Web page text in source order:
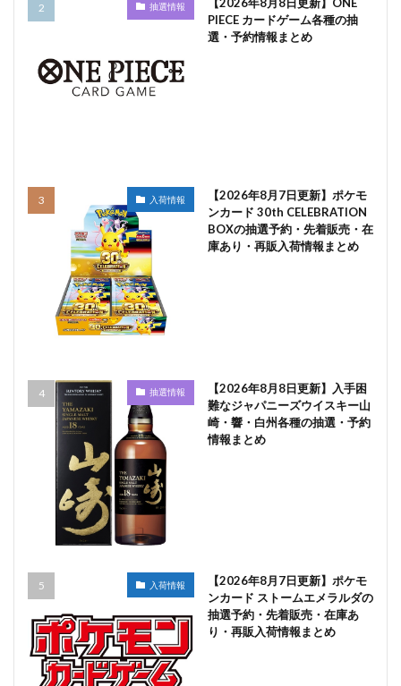
抽選情報
PIECE カードゲーム各種の抽
選・予約情報まとめ
入荷情報
【2026年8月7日更新】ポケモ
ンカード 30th CELEBRATION
BOXの抽選予約・先着販売・在
庫あり・再販入荷情報まとめ
抽選情報
【2026年8月8日更新】入手困
難なジャパニーズウイスキー山
崎・響・白州各種の抽選・予約
情報まとめ
入荷情報
【2026年8月7日更新】ポケモ
ンカード ストームエメラルダの
抽選予約・先着販売・在庫あ
り・再販入荷情報まとめ